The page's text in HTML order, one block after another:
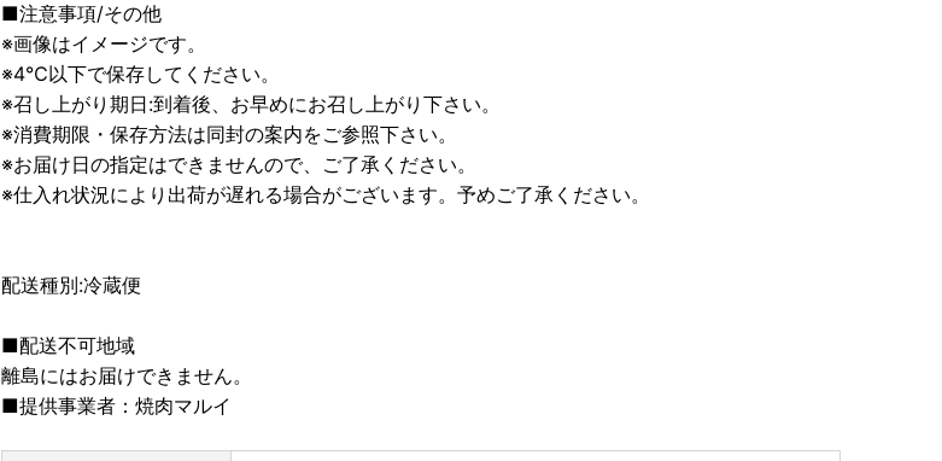
■注意事項/その他
※画像はイメージです。
※4℃以下で保存してください。
※召し上がり期日:到着後、お早めにお召し上がり下さい。
※消費期限・保存方法は同封の案内をご参照下さい。
※お届け日の指定はできませんので、ご了承ください。
※仕入れ状況により出荷が遅れる場合がございます。予めご了承ください。
配送種別:冷蔵便
■配送不可地域
離島にはお届けできません。
■提供事業者：焼肉マルイ